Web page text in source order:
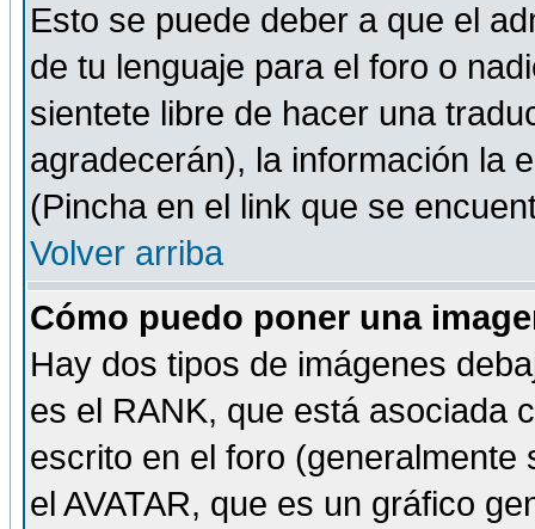
Esto se puede deber a que el
de tu lenguaje para el foro o
sientete libre de hacer una
agradecerán), la información la
(Pincha en el link que se
Volver arriba
Cómo puedo poner una
Hay dos tipos de imágenes
es el RANK, que está asociada
escrito en el foro
el AVATAR, que es un gráfico